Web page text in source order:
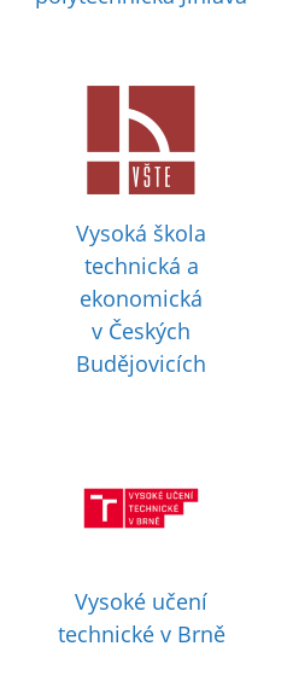
Vysoká škola
technická a
ekonomická
v Českých
Budějovicích
Vysoké učení
technické v Brně